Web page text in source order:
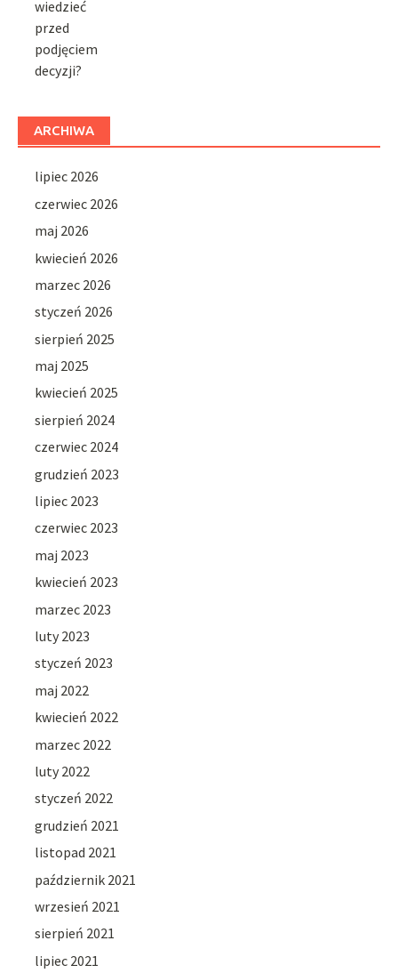
ARCHIWA
lipiec 2026
czerwiec 2026
maj 2026
kwiecień 2026
marzec 2026
styczeń 2026
sierpień 2025
maj 2025
kwiecień 2025
sierpień 2024
czerwiec 2024
grudzień 2023
lipiec 2023
czerwiec 2023
maj 2023
kwiecień 2023
marzec 2023
luty 2023
styczeń 2023
maj 2022
kwiecień 2022
marzec 2022
luty 2022
styczeń 2022
grudzień 2021
listopad 2021
październik 2021
wrzesień 2021
sierpień 2021
lipiec 2021